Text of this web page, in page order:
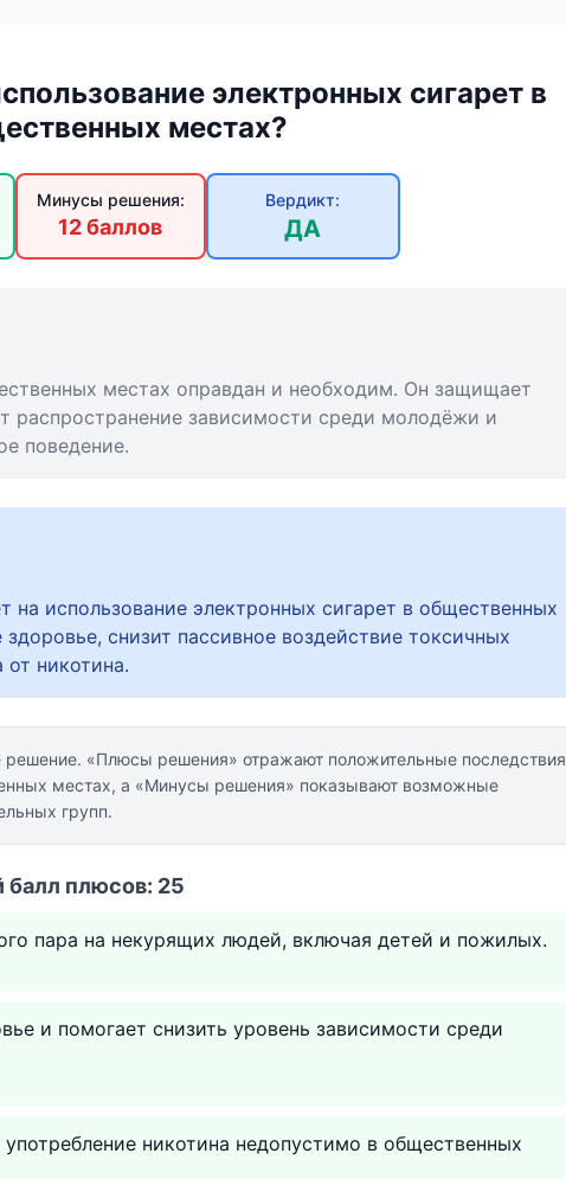
электронных сигарет в
местах?
Минусы решения:
12 баллов
Вердикт:
ДА
местах оправдан и необходим. Он защищает
распространение зависимости среди молодёжи и
поведение.
на использование электронных сигарет в общественных
снизит пассивное воздействие токсичных
от никотина.
«Плюсы решения» отражают положительные последствия
местах, а «Минусы решения» показывают возможные
групп.
плюсов: 25
пара на некурящих людей, включая детей и пожилых.
и помогает снизить уровень зависимости среди
никотина недопустимо в общественных